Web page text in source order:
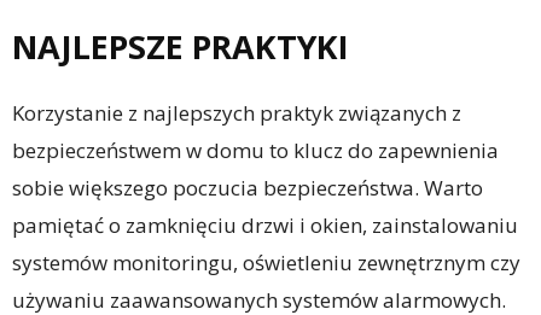
NAJLEPSZE PRAKTYKI
Korzystanie z najlepszych praktyk związanych z
bezpieczeństwem w domu to klucz do zapewnienia
sobie większego poczucia bezpieczeństwa. Warto
pamiętać o zamknięciu drzwi i okien, zainstalowaniu
systemów monitoringu, oświetleniu zewnętrznym czy
używaniu zaawansowanych systemów alarmowych.